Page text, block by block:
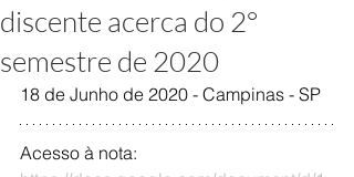
discente acerca do 2°
semestre de 2020
18 de Junho de 2020 - Campinas - SP
Acesso à nota: